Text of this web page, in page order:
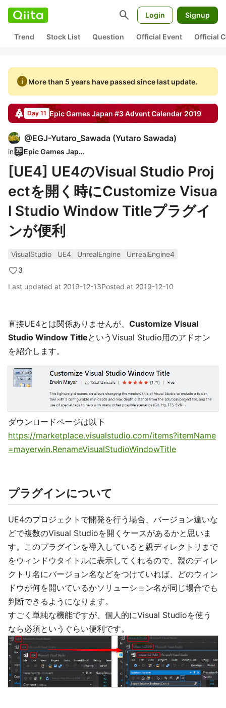
search Login Signup
Trend Stock List Question Official Event Official
infoMore than 5 years have passed since last update.
Day 11 Epic Games Japan #3Advent Calendar2019
@EGJ-Yutaro_Sawada (Yutaro Sawada)
in Epic Games Japan
[UE4] UE4のVisual Studio Proj
ectを開く時にCustomize Visua
l Studio Window Titleプラグイ
ンが便利
VisualStudio UE4 UnrealEngine
UnrealEngine4
3
Last updated at 2019-12-13Posted at 2019-12-10
直接UE4とは関係ありませんが、 Customize Visual
Studio Window TitleというVisual Studio用のアドオン
を紹介します。
ダウンロードページは以下
https://marketplace.visualstudio.com/items?itemName
=mayerwin.RenameVisualStudioWindowTitle
プラグインについて
UE4のプロジェクトで開発を行う場合、バージョン違いな
どで複数のVisual Studioを開くケースがあるかと思いま
す。このプラグインを導入していると親ディレクトリまで
をウィンドウタイトルに表示してくれるので、親のディレ
クトリ名にバージョン名などをつけていれば、どのウィン
ドウが何を開いているかソリューション名が同じ場合でも
判断できるようになります。
すごく単純な機能ですが、個人的にVisual Studioを使う
なら必須というぐらい便利です。